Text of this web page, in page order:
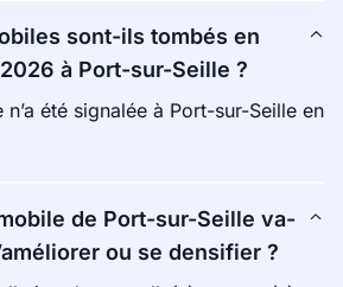
sont-ils tombés en
à Port-sur-Seille ?
été signalée à Port-sur-Seille en
de Port-sur-Seille va-
ou se densifier ?